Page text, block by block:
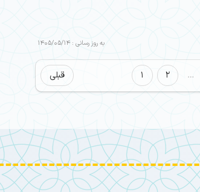
به روز رسانی : 1405/05/14
قبلی 1 2 …